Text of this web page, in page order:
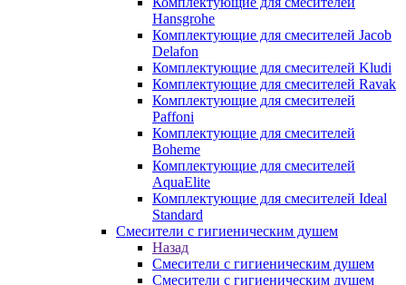
Hansgrohe
Комплектующие для смесителей Jacob
Delafon
Комплектующие для смесителей Kludi
Комплектующие для смесителей Ravak
Комплектующие для смесителей
Paffoni
Комплектующие для смесителей
Boheme
Комплектующие для смесителей
AquaElite
Комплектующие для смесителей Ideal
Standard
Смесители с гигиеническим душем
Назад
Смесители с гигиеническим душем
Смесители с гигиеническим душем